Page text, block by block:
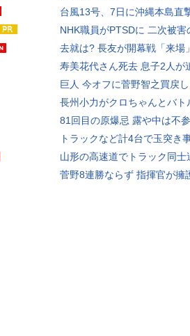
台風13号、7日に沖縄本島直
NHK職員がPTSDに 二次被害
去就は? 長友が開幕戦「来場」
寿美花代さん死去 息子2人が
巨人 今オフに菅野智之買戻
長州小力がクロちゃんとバト
81回目の原爆忌 露や中は不
トラックなど計4台で玉突き
山形の高速道でトラック同士
菅野8連勝ならず 指揮官が擁